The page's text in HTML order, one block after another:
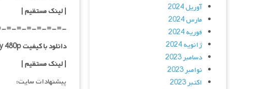
| لینک مستقیم|
=-=-=-=-=-=-
دانلود با کیفیت BluRay 480p ریلیز F2M
| لینک مستقیم|
پیشنهادات سایت:
آوریل 2024
مارس 2024
فوریه 2024
ژانویه 2024
دسامبر 2023
نوامبر 2023
اکتبر 2023